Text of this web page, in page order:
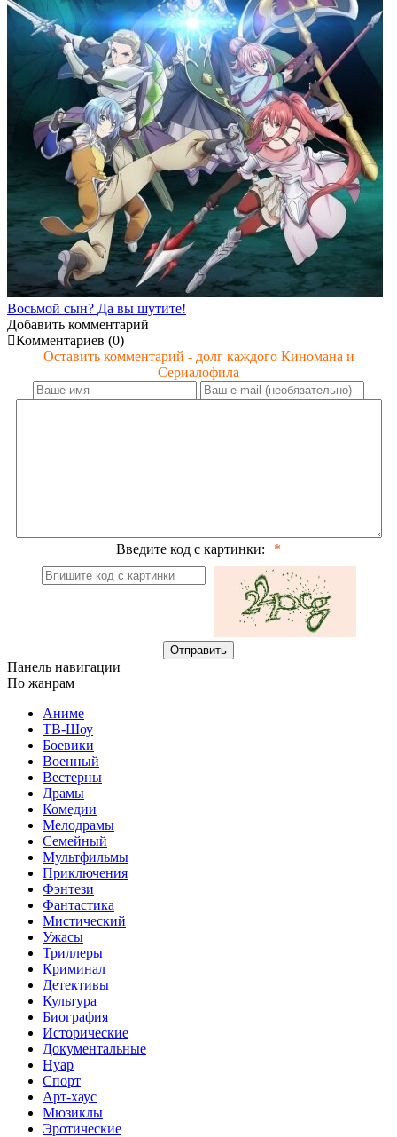
Восьмой сын? Да вы шутите!
Добавить комментарий
Комментариев (0)
Оставить комментарий - долг каждого Киномана и
Сериалофила
Введите код с картинки:
Отправить
Панель навигации
По жанрам
Аниме
ТВ-Шоу
Боевики
Военный
Вестерны
Драмы
Комедии
Мелодрамы
Семейный
Мультфильмы
Приключения
Фэнтези
Фантастика
Мистический
Ужасы
Триллеры
Криминал
Детективы
Культура
Биография
Исторические
Документальные
Нуар
Спорт
Арт-хаус
Мюзиклы
Эротические